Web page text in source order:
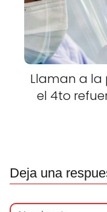
Llaman a la
el 4to
Deja una